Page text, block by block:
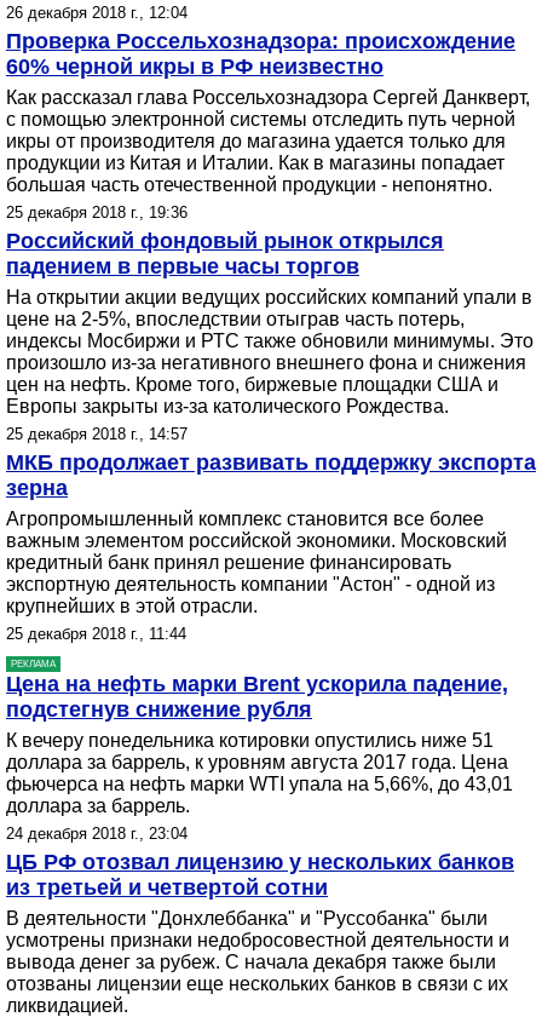
26 декабря 2018 г., 12:04
Проверка Россельхознадзора: происхождение
60% черной икры в РФ неизвестно
Как рассказал глава Россельхознадзора Сергей Данкверт,
с помощью электронной системы отследить путь черной
икры от производителя до магазина удается только для
продукции из Китая и Италии. Как в магазины попадает
большая часть отечественной продукции - непонятно.
25 декабря 2018 г., 19:36
Российский фондовый рынок открылся
падением в первые часы торгов
На открытии акции ведущих российских компаний упали в
цене на 2-5%, впоследствии отыграв часть потерь,
индексы Мосбиржи и РТС также обновили минимумы. Это
произошло из-за негативного внешнего фона и снижения
цен на нефть. Кроме того, биржевые площадки США и
Европы закрыты из-за католического Рождества.
25 декабря 2018 г., 14:57
МКБ продолжает развивать поддержку экспорта
зерна
Агропромышленный комплекс становится все более
важным элементом российской экономики. Московский
кредитный банк принял решение финансировать
экспортную деятельность компании "Астон" - одной из
крупнейших в этой отрасли.
25 декабря 2018 г., 11:44
РЕКЛАМА
Цена на нефть марки Brent ускорила падение,
подстегнув снижение рубля
К вечеру понедельника котировки опустились ниже 51
доллара за баррель, к уровням августа 2017 года. Цена
фьючерса на нефть марки WTI упала на 5,66%, до 43,01
доллара за баррель.
24 декабря 2018 г., 23:04
ЦБ РФ отозвал лицензию у нескольких банков
из третьей и четвертой сотни
В деятельности "Донхлеббанка" и "Руссобанка" были
усмотрены признаки недобросовестной деятельности и
вывода денег за рубеж. С начала декабря также были
отозваны лицензии еще нескольких банков в связи с их
ликвидацией.